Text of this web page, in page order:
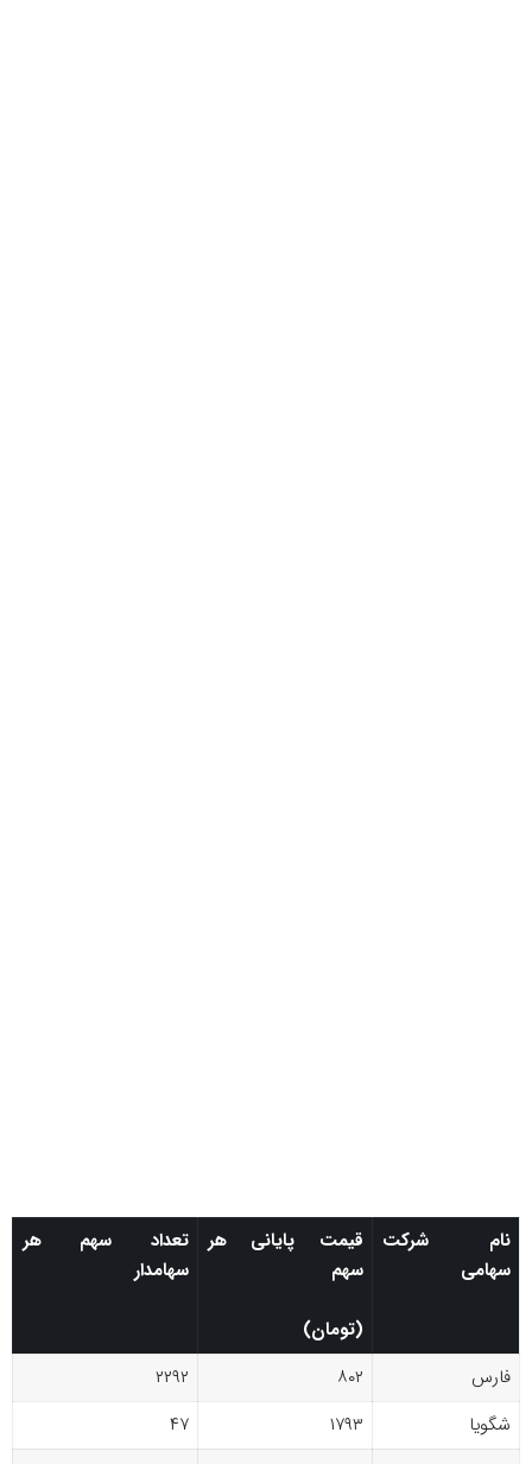
نام شرکت
سهامی
قیمت پایانی هر
سهم
(تومان)
تعداد سهم هر
سهامدار
فارس ۸۰۲
۲۲۹۲
شگویا
۱۷۹۳
۴۷